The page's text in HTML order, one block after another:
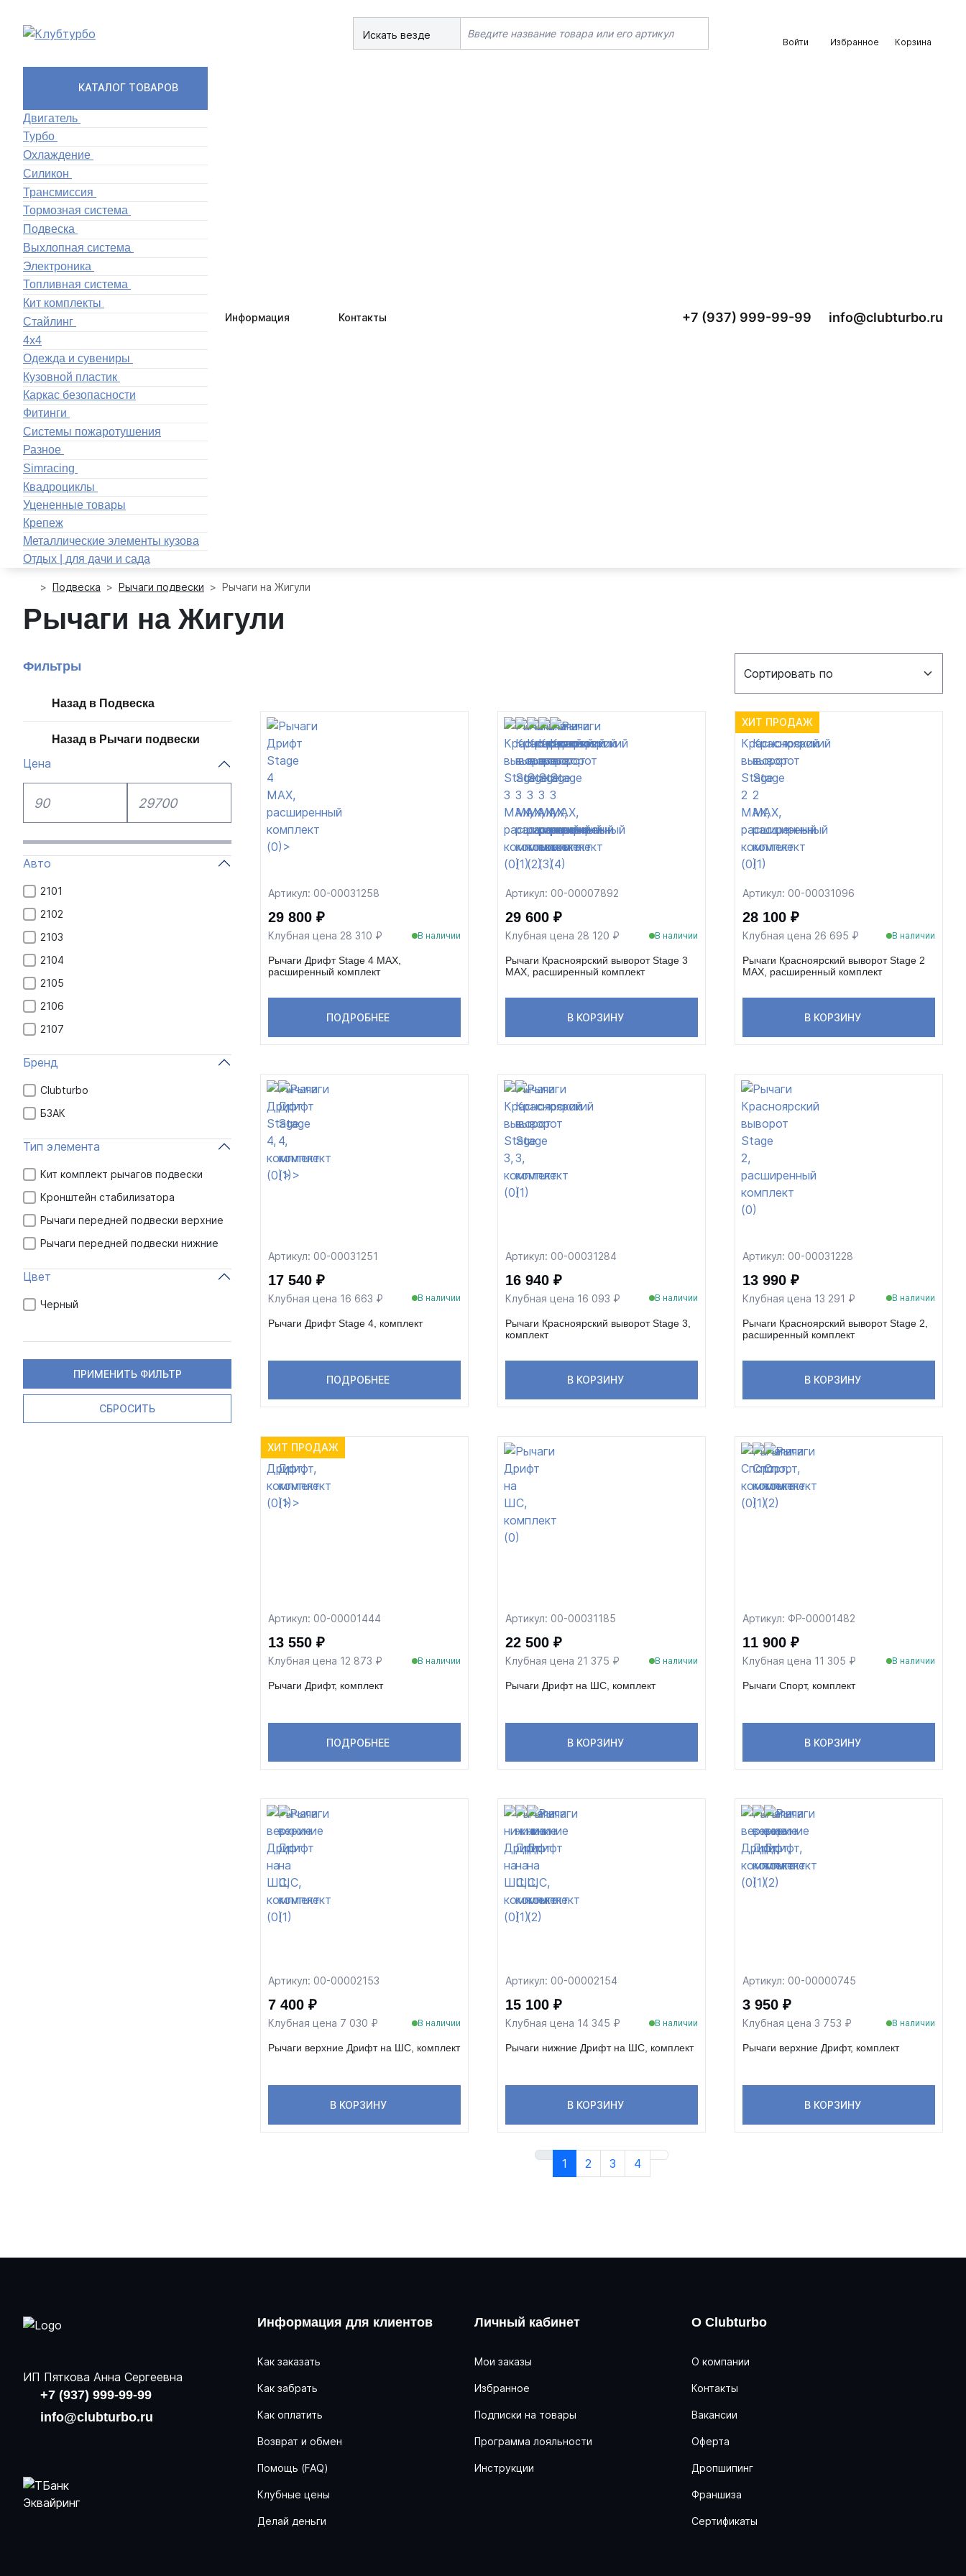
Искать везде
Войти Избранное Корзина
КАТАЛОГ ТОВАРОВ
Двигатель
Турбо
Охлаждение
Силикон
Трансмиссия
Тормозная система
Подвеска
Выхлопная система
Электроника
Топливная система
Кит комплекты
Стайлинг
4x4
Одежда и сувениры
Кузовной пластик
Каркас безопасности
Фитинги
Системы пожаротушения
Разное
Simracing
Квадроциклы
Уцененные товары
Крепеж
Металлические элементы кузова
Отдых | для дачи и сада
Информация Контакты +7 (937) 999-99-99 info@clubturbo.ru
Подвеска Рычаги подвески Рычаги на Жигули
Рычаги на Жигули
Фильтры
Назад в Подвеска
Назад в Рычаги подвески
Цена
Авто
2101
2102
2103
2104
2105
2106
2107
Бренд
Clubturbo
БЗАК
Тип элемента
Кит комплект рычагов подвески
Кронштейн стабилизатора
Рычаги передней подвески верхние
Рычаги передней подвески нижние
Цвет
Черный
ПРИМЕНИТЬ ФИЛЬТР
СБРОСИТЬ
Артикул: 00-00031258
29 800 ₽
Клубная цена 28 310 ₽ В наличии
Рычаги Дрифт Stage 4 MAX,
расширенный комплект
ПОДРОБНЕЕ
Артикул: 00-00007892
29 600 ₽
Клубная цена 28 120 ₽ В наличии
Рычаги Красноярский выворот Stage 3
MAX, расширенный комплект
В КОРЗИНУ
ХИТ ПРОДАЖ
Артикул: 00-00031096
28 100 ₽
Клубная цена 26 695 ₽ В наличии
Рычаги Красноярский выворот Stage 2
MAX, расширенный комплект
В КОРЗИНУ
Артикул: 00-00031251
17 540 ₽
Клубная цена 16 663 ₽ В наличии
Рычаги Дрифт Stage 4, комплект
ПОДРОБНЕЕ
Артикул: 00-00031284
16 940 ₽
Клубная цена 16 093 ₽ В наличии
Рычаги Красноярский выворот Stage 3,
комплект
В КОРЗИНУ
Артикул: 00-00031228
13 990 ₽
Клубная цена 13 291 ₽ В наличии
Рычаги Красноярский выворот Stage 2,
расширенный комплект
В КОРЗИНУ
ХИТ ПРОДАЖ
Артикул: 00-00001444
13 550 ₽
Клубная цена 12 873 ₽ В наличии
Рычаги Дрифт, комплект
ПОДРОБНЕЕ
Артикул: 00-00031185
22 500 ₽
Клубная цена 21 375 ₽ В наличии
Рычаги Дрифт на ШС, комплект
В КОРЗИНУ
Артикул: ФР-00001482
11 900 ₽
Клубная цена 11 305 ₽ В наличии
Рычаги Спорт, комплект
В КОРЗИНУ
Артикул: 00-00002153
7 400 ₽
Клубная цена 7 030 ₽ В наличии
Рычаги верхние Дрифт на ШС, комплект
В КОРЗИНУ
Артикул: 00-00002154
15 100 ₽
Клубная цена 14 345 ₽ В наличии
Рычаги нижние Дрифт на ШС, комплект
В КОРЗИНУ
Артикул: 00-00000745
3 950 ₽
Клубная цена 3 753 ₽ В наличии
Рычаги верхние Дрифт, комплект
В КОРЗИНУ
1 2 3 4
ИП Пяткова Анна Сергеевна
+7 (937) 999-99-99
info@clubturbo.ru
Информация для клиентов
Как заказать
Как забрать
Как оплатить
Возврат и обмен
Помощь (FAQ)
Клубные цены
Делай деньги
Личный кабинет
Мои заказы
Избранное
Подписки на товары
Программа лояльности
Инструкции
О Clubturbo
О компании
Контакты
Вакансии
Оферта
Дропшипинг
Франшиза
Сертификаты